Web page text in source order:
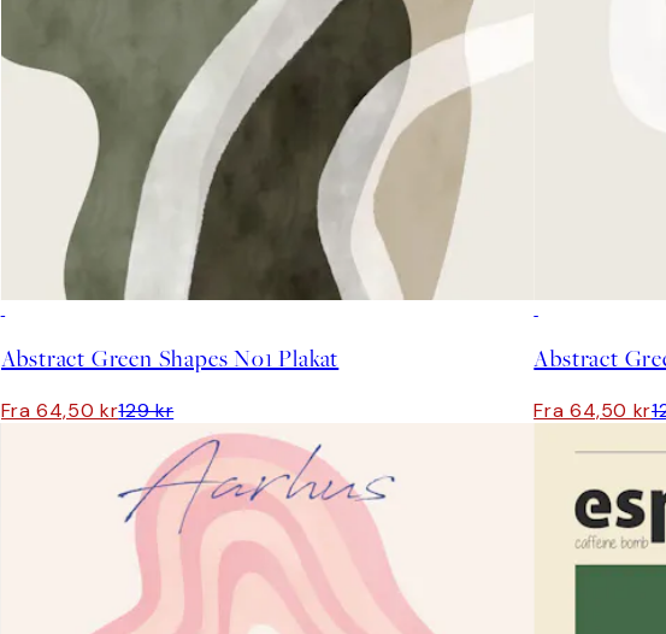
Abstract Green Shapes No1 Plakat
Fra 64,50 kr129 kr
Abstract
Fra 64,50 kr